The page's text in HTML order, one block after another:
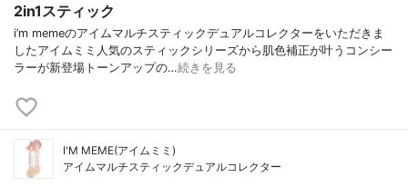
2in1スティック
i’m memeのアイムマルチスティックデュアルコレクターをいただきま
したアイムミミ人気のスティックシリーズから肌色補正が叶うコンシー
ラーが新登場トーンアップの…続きを見る
I'M MEME(アイムミミ)
アイムマルチスティックデュアルコレクター